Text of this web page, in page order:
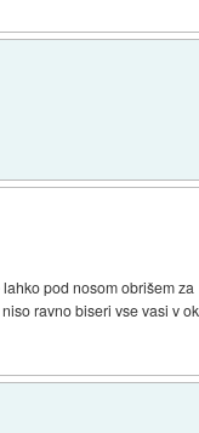
pod nosom obrišem za
ravno biseri vse vasi v